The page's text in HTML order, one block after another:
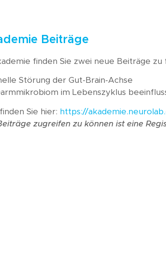
Beiträge
finden Sie zwei neue Beiträge
Störung der Gut-Brain-Achse
im Lebenszyklus
Sie hier: https://
zugreifen zu können ist eine